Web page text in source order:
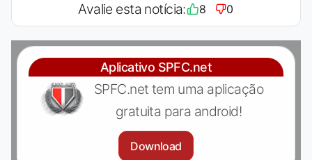
Avalie esta notícia: 8 0
Aplicativo SPFC.net
SPFC.net tem uma aplicação
gratuita para android!
Download